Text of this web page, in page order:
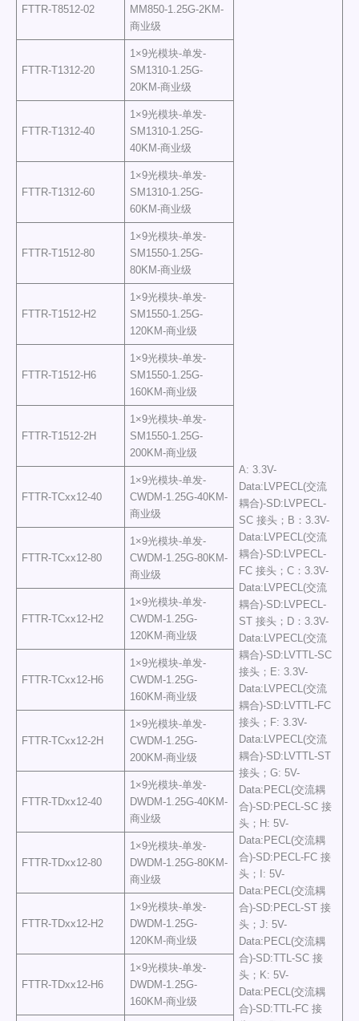
A: 3.3V-
Data:LVPECL(交流
耦合)-SD:LVPECL-
SC 接头；B：3.3V-
Data:LVPECL(交流
耦合)-SD:LVPECL-
FC 接头；C：3.3V-
Data:LVPECL(交流
耦合)-SD:LVPECL-
ST 接头；D：3.3V-
Data:LVPECL(交流
耦合)-SD:LVTTL-SC
接头；E: 3.3V-
Data:LVPECL(交流
耦合)-SD:LVTTL-FC
接头；F: 3.3V-
Data:LVPECL(交流
耦合)-SD:LVTTL-ST
接头；G: 5V-
Data:PECL(交流耦
合)-SD:PECL-SC 接
头；H: 5V-
Data:PECL(交流耦
合)-SD:PECL-FC 接
头；I: 5V-
Data:PECL(交流耦
合)-SD:PECL-ST 接
头；J: 5V-
Data:PECL(交流耦
合)-SD:TTL-SC 接
头；K: 5V-
Data:PECL(交流耦
合)-SD:TTL-FC 接
FTTR-T8512-02
MM850-1.25G-2KM-
商业级
FTTR-T1312-20
1×9光模块-单发-
SM1310-1.25G-
20KM-商业级
FTTR-T1312-40
1×9光模块-单发-
SM1310-1.25G-
40KM-商业级
FTTR-T1312-60
1×9光模块-单发-
SM1310-1.25G-
60KM-商业级
FTTR-T1512-80
1×9光模块-单发-
SM1550-1.25G-
80KM-商业级
FTTR-T1512-H2
1×9光模块-单发-
SM1550-1.25G-
120KM-商业级
FTTR-T1512-H6
1×9光模块-单发-
SM1550-1.25G-
160KM-商业级
FTTR-T1512-2H
1×9光模块-单发-
SM1550-1.25G-
200KM-商业级
FTTR-TCxx12-40
1×9光模块-单发-
CWDM-1.25G-40KM-
商业级
FTTR-TCxx12-80
1×9光模块-单发-
CWDM-1.25G-80KM-
商业级
FTTR-TCxx12-H2
1×9光模块-单发-
CWDM-1.25G-
120KM-商业级
FTTR-TCxx12-H6
1×9光模块-单发-
CWDM-1.25G-
160KM-商业级
FTTR-TCxx12-2H
1×9光模块-单发-
CWDM-1.25G-
200KM-商业级
FTTR-TDxx12-40
1×9光模块-单发-
DWDM-1.25G-40KM-
商业级
FTTR-TDxx12-80
1×9光模块-单发-
DWDM-1.25G-80KM-
商业级
FTTR-TDxx12-H2
1×9光模块-单发-
DWDM-1.25G-
120KM-商业级
FTTR-TDxx12-H6
1×9光模块-单发-
DWDM-1.25G-
160KM-商业级